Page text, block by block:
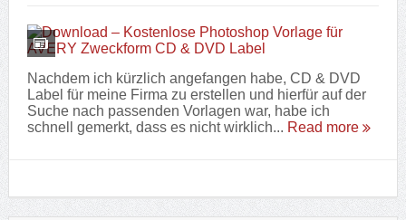
Nachdem ich kürzlich angefangen habe, CD & DVD
Label für meine Firma zu erstellen und hierfür auf der
Suche nach passenden Vorlagen war, habe ich
schnell gemerkt, dass es nicht wirklich... Read more